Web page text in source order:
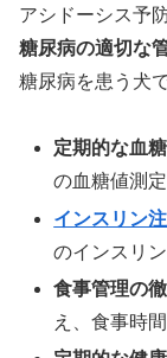
アシドーシス予
糖尿病の適切な
糖尿病を患う犬
定期的な血
の血糖値測
インスリン
のインスリ
食事管理の
え、食事時